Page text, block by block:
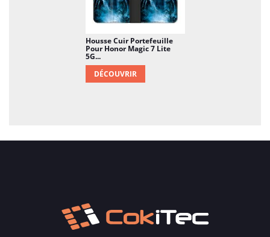
Housse Cuir Portefeuille
Pour Honor Magic 7 Lite
5G...
DÉCOUVRIR